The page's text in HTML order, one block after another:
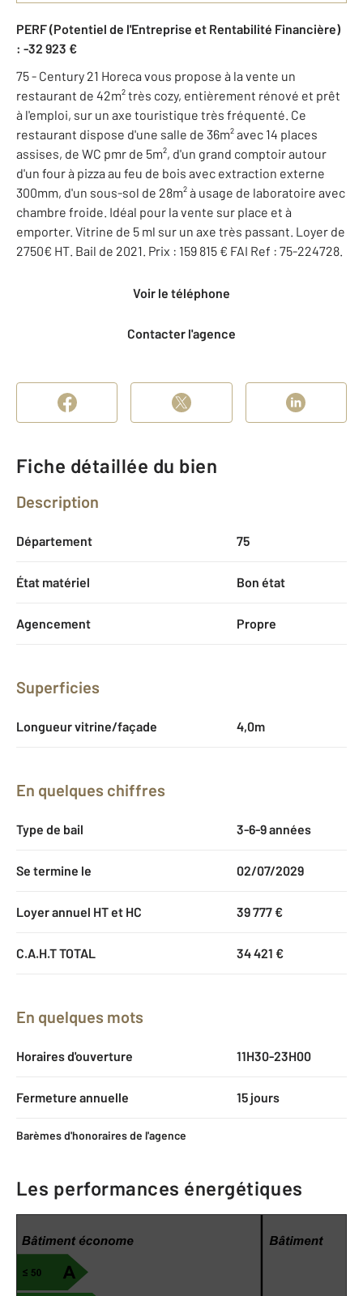
PERF (Potentiel de l'Entreprise et Rentabilité Financière)
: -32 923 €
75 - Century 21 Horeca vous propose à la vente un
restaurant de 42m² très cozy, entièrement rénové et prêt
à l'emploi, sur un axe touristique très fréquenté. Ce
restaurant dispose d'une salle de 36m² avec 14 places
assises, de WC pmr de 5m², d'un grand comptoir autour
d'un four à pizza au feu de bois avec extraction externe
300mm, d'un sous-sol de 28m² à usage de laboratoire avec
chambre froide. Idéal pour la vente sur place et à
emporter. Vitrine de 5 ml sur un axe très passant. Loyer de
2750€ HT. Bail de 2021. Prix : 159 815 € FAI Ref : 75-224728.
Voir le téléphone
Contacter l'agence
Fiche détaillée du bien
Description
Département 75
État matériel Bon état
Agencement Propre
Superficies
Longueur vitrine/façade 4,0m
En quelques chiffres
Type de bail 3-6-9 années
Se termine le 02/07/2029
Loyer annuel HT et HC 39 777 €
C.A.H.T TOTAL 34 421 €
En quelques mots
Horaires d'ouverture 11H30-23H00
Fermeture annuelle 15 jours
Barèmes d'honoraires de l'agence
Les performances énergétiques